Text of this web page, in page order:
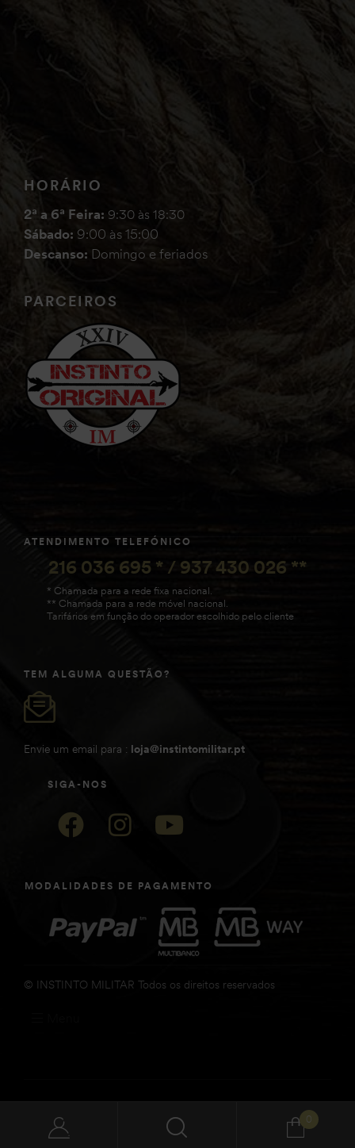
HORÁRIO
2ª a 6ª Feira: 9:30 às 18:30
Sábado: 9:00 às 15:00
Descanso: Domingo e feriados
PARCEIROS
ATENDIMENTO TELEFÓNICO
216 036 695 * / 937 430 026 **
* Chamada para a rede fixa nacional.
** Chamada para a rede móvel nacional.
Tarifários em função do operador escolhido pelo cliente
TEM ALGUMA QUESTÃO?
Envie um email para : loja@instintomilitar.pt
SIGA-NOS
MODALIDADES DE PAGAMENTO
© INSTINTO MILITAR Todos os direitos reservados
0